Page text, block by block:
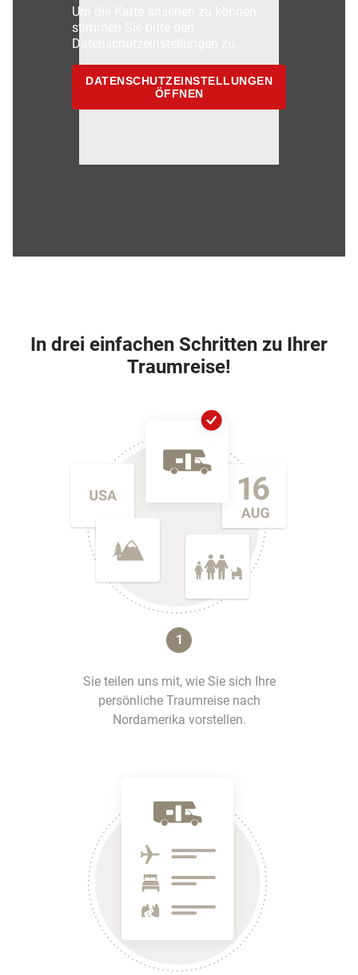
Um die Karte ansehen zu können,
stimmen Sie bitte den
Datenschutzeinstellungen zu.
DATENSCHUTZEINSTELLUNGEN
ÖFFNEN
In drei einfachen Schritten zu Ihrer
Traumreise!
1
Sie teilen uns mit, wie Sie sich Ihre
persönliche Traumreise nach
Nordamerika vorstellen.